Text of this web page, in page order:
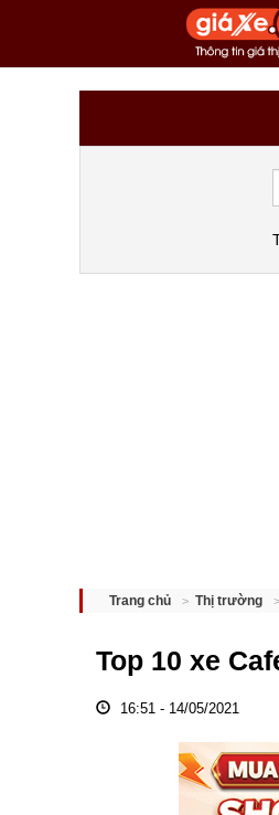
Trang chủ Thị trường
Top 10 xe
16:51 - 14/05/2021